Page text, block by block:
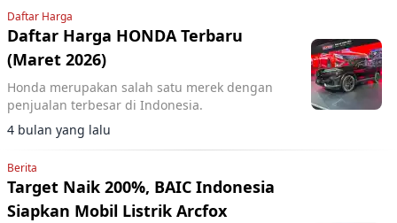
Daftar Harga
Daftar Harga HONDA Terbaru
(Maret 2026)
Honda merupakan salah satu merek dengan
penjualan terbesar di Indonesia.
4 bulan yang lalu
Berita
Target Naik 200%, BAIC Indonesia
Siapkan Mobil Listrik Arcfox